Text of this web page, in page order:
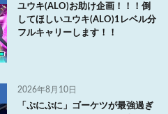
ユウキ(ALO)お助け企画！！！倒
してほしいユウキ(ALO)1レベル分
フルキャリーします！！
2026年8月10日
「ぷにぷに」ゴーケツが最強過ぎ